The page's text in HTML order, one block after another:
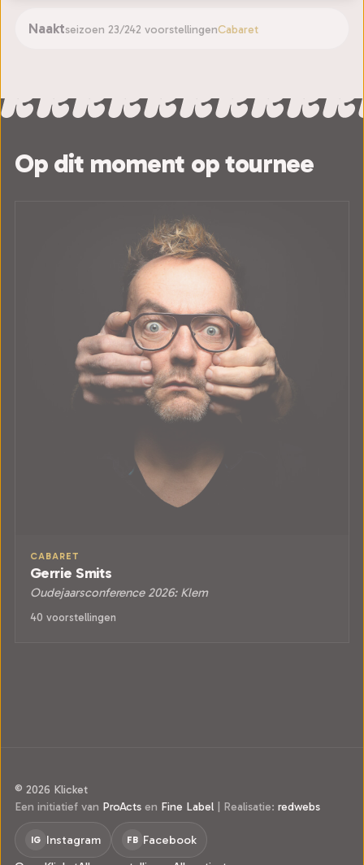
Naaktseizoen 23/242 voorstellingenCabaret
Op dit moment op tournee
CABARET
Gerrie Smits
Oudejaarsconference 2026: Klem
40 voorstellingen
© 2026 Klicket
Een initiatief van ProActs en Fine Label | Realisatie: redwebs
IG Instagram FB Facebook